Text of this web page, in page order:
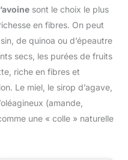
sont le choix le plus
en fibres. On peut
de quinoa ou d’épeautre
secs, les purées de fruits
riche en fibres et
Le miel, le sirop d’agave,
(amande,
une « colle » naturelle